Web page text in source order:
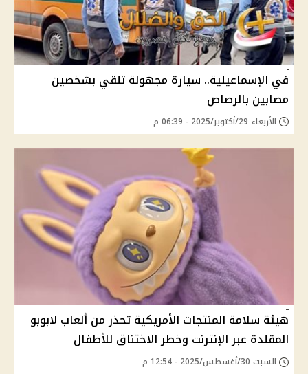
في الإسماعيلية.. سيارة مجهولة تلقي بشخصين
مصابين بالرصاص
الأربعاء 29/أكتوبر/2025 - 06:39 م
هيئة سلامة المنتجات الأمريكية تحذر من ألعاب لابوبو
المقلدة عبر الإنترنت وخطر الاختناق للأطفال
السبت 30/أغسطس/2025 - 12:54 م